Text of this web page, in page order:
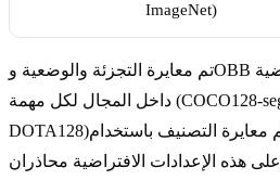
ImageNet)
تم معايرة التجزئة والوضعية وOBB باستخدام المجموعة الافتراضية
داخل المجال لكل مهمة (COCO128-seg، COCO8-pose،
DOTA128)؛ وتم معايرة التصنيف باستخدام ImageNet100. يترتب
على هذه الإعدادات الافتراضية محاذران: COCO8-pose تحتوي على